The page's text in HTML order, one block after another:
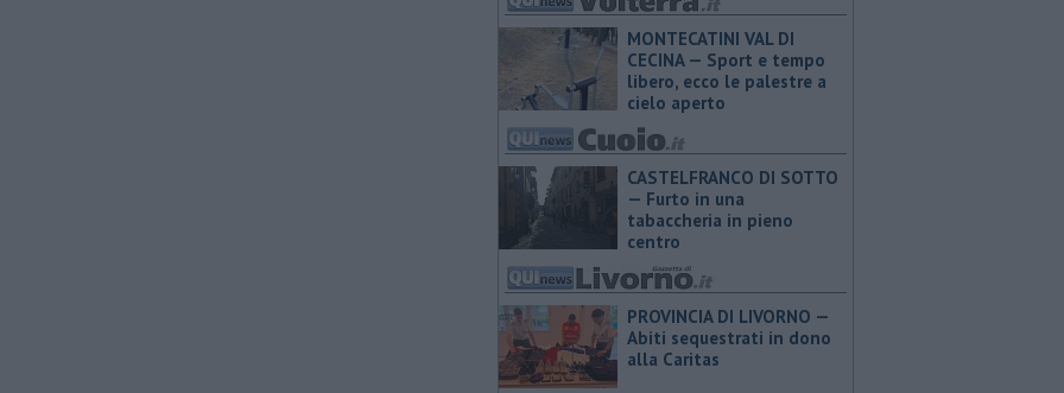
MONTECATINI VAL DI
CECINA — Sport e tempo
libero, ecco le palestre a
cielo aperto
CASTELFRANCO DI SOTTO
— Furto in una
tabaccheria in pieno
centro
PROVINCIA DI LIVORNO —
Abiti sequestrati in dono
alla Caritas